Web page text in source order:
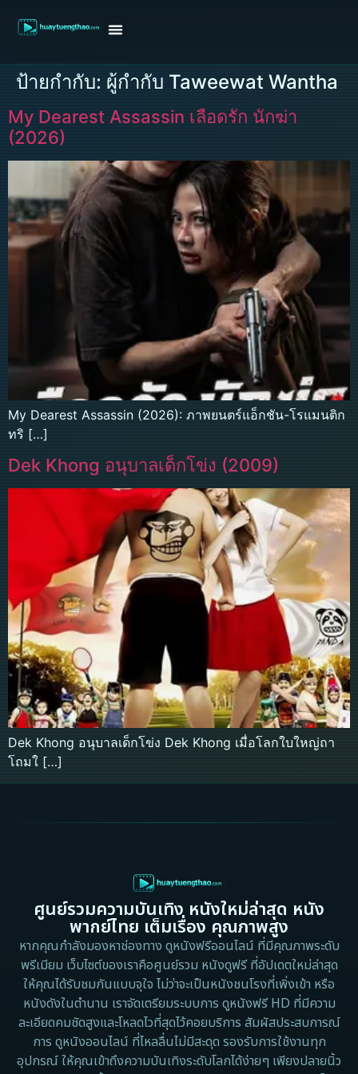
ป้ายกำกับ: ผู้กำกับ Taweewat Wantha
My Dearest Assassin เลือดรัก นักฆ่า
(2026)
My Dearest Assassin (2026): ภาพยนตร์แอ็กชัน-โรแมนติก
ทริ […]
Dek Khong อนุบาลเด็กโข่ง (2009)
Dek Khong อนุบาลเด็กโข่ง Dek Khong เมื่อโลกใบใหญ่ถา
โถมใ […]
ศูนย์รวมความบันเทิง หนังใหม่ล่าสุด หนัง
พากย์ไทย เต็มเรื่อง คุณภาพสูง
หากคุณกำลังมองหาช่องทาง ดูหนังฟรีออนไลน์ ที่มีคุณภาพระดับ
พรีเมียม เว็บไซต์ของเราคือศูนย์รวม หนังดูฟรี ที่อัปเดตใหม่ล่าสุด
ให้คุณได้รับชมกันแบบจุใจ ไม่ว่าจะเป็นหนังชนโรงที่เพิ่งเข้า หรือ
หนังดังในตำนาน เราจัดเตรียมระบบการ ดูหนังฟรี HD ที่มีความ
ละเอียดคมชัดสูงและโหลดไวที่สุดไว้คอยบริการ สัมผัสประสบการณ์
การ ดูหนังออนไลน์ ที่ไหลลื่นไม่มีสะดุด รองรับการใช้งานทุก
อุปกรณ์ ให้คุณเข้าถึงความบันเทิงระดับโลกได้ง่ายๆ เพียงปลายนิ้ว